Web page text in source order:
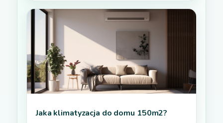
Jaka klimatyzacja do domu 150m2?